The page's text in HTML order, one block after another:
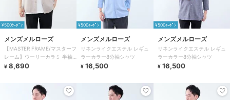
¥500ｸｰﾎﾟﾝ
メンズメルローズ
【MASTER FRAME/マスターフ
レーム】ウーリーカラミ 半袖
オープンカラーシャツ
¥ 8,690
¥500ｸｰﾎﾟﾝ
メンズメルローズ
リネンライクエステル レギュ
ラーカラー8分袖シャツ
¥ 16,500
¥500ｸｰﾎﾟﾝ
メンズメルローズ
リネンライクエステル レギュ
ラーカラー8分袖シャツ
¥ 16,500